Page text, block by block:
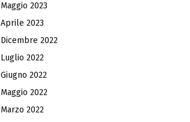
Maggio 2023
Aprile 2023
Dicembre 2022
Luglio 2022
Giugno 2022
Maggio 2022
Marzo 2022